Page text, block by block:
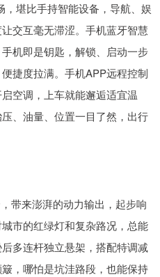
堪比手持智能设备，导航、娱
交互毫无滞涩。手机蓝牙智慧
机即是钥匙，解锁、启动一步
捷度拉满。手机APP远程控制
空调，上车就能邂逅适宜温
、油量、位置一目了然，出行
带来澎湃的动力输出，起步响
市的红绿灯和复杂路况，总能
多连杆独立悬架，搭配特调减
，哪怕是坑洼路段，也能保持